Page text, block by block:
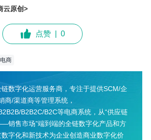
云原创>
点赞 0
商
数字化运营服务商，专注于提供SCM/企
商/渠道商等管理系统，
B2B2C/B2C等电商系统，从“供应链
售市场”端到端的全链数字化产品和方
字化和新技术为企业创造商业数字化价